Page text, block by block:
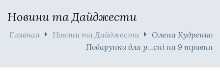
Новини та Дайджести
Главная Новини та Дайджести
Олена Кудренко
- Подарунки для р...сні на 9 травня